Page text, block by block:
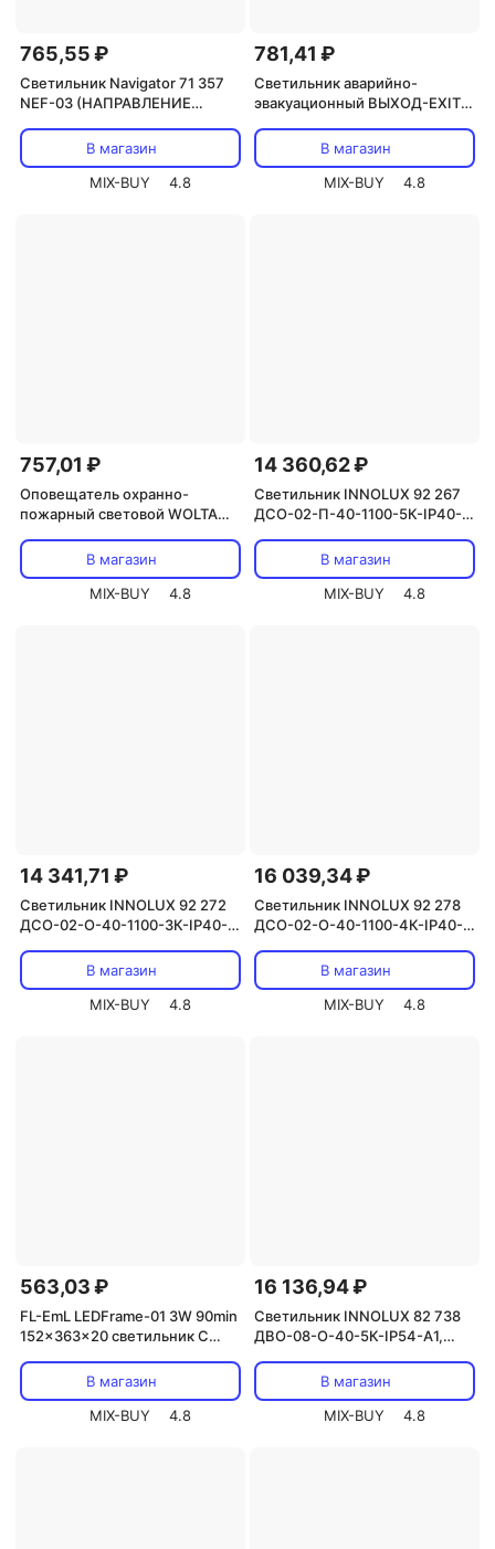
765,55 ₽
Светильник Navigator 71 357
NEF-03 (НАПРАВЛЕНИЕ
В магазин
MIX-BUY
4.8
781,41 ₽
Светильник аварийно-
эвакуационный ВЫХОД-EXIT –
двухсторонний 1.5 ч, 3 Вт,
цена за 1 шт
В магазин
MIX-BUY
4.8
757,01 ₽
Оповещатель охранно-
пожарный световой WOLTA
В магазин
MIX-BUY
4.8
14 360,62 ₽
Светильник INNOLUX 92 267
ДСО-02-П-40-1100-5К-IP40-
В магазин
MIX-BUY
4.8
14 341,71 ₽
Светильник INNOLUX 92 272
ДСО-02-О-40-1100-3К-IP40-
В магазин
MIX-BUY
4.8
16 039,34 ₽
Светильник INNOLUX 92 278
ДСО-02-О-40-1100-4К-IP40-
В магазин
MIX-BUY
4.8
563,03 ₽
FL-EmL LEDFrame-01 3W 90min
152x363x20 светильник С
(зеленый свет), цена за 1 шт.
В магазин
MIX-BUY
4.8
16 136,94 ₽
Светильник INNOLUX 82 738
ДВО-08-О-40-5К-IP54-А1,
В магазин
MIX-BUY
4.8